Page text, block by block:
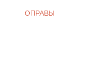
ОПРАВЫ